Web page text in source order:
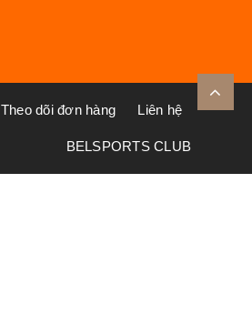
Theo dõi đơn hàng Liên hệ
BELSPORTS CLUB